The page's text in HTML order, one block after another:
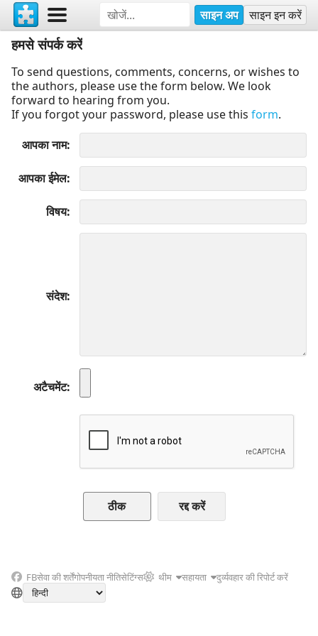
साइन अप साइन इन करें
हमसे संपर्क करें
To send questions, comments, concerns, or wishes to
the authors, please use the form below. We look
forward to hearing from you.
If you forgot your password, please use this form.
आपका नाम
आपका ईमेल
विषय
संदेश
अटैचमेंट
रद्द करें
FBसेवा की शर्तेंगोपनीयता नीतिसेटिंग्स थीम सहायता दुर्व्यवहार की रिपोर्ट करें